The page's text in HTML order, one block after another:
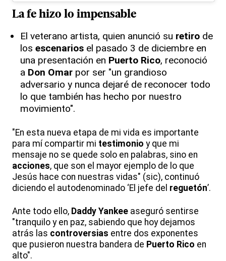
La fe hizo lo impensable
El veterano artista, quien anunció su retiro de
los escenarios el pasado 3 de diciembre en
una presentación en Puerto Rico, reconoció
a Don Omar por ser "un grandioso
adversario y nunca dejaré de reconocer todo
lo que también has hecho por nuestro
movimiento".
"En esta nueva etapa de mi vida es importante
para mí compartir mi testimonio y que mi
mensaje no se quede solo en palabras, sino en
acciones, que son el mayor ejemplo de lo que
Jesús hace con nuestras vidas" (sic), continuó
diciendo el autodenominado ‘El jefe del reguetón’.
Ante todo ello, Daddy Yankee aseguró sentirse
"tranquilo y en paz, sabiendo que hoy dejamos
atrás las controversias entre dos exponentes
que pusieron nuestra bandera de Puerto Rico en
alto".